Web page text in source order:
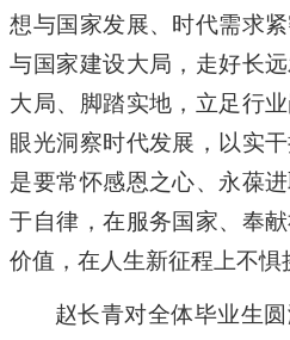
想与国家发展、时代需求
与国家建设大局，走好长
大局、脚踏实地，立足行
眼光洞察时代发展，以实
是要常怀感恩之心、永葆
于自律，在服务国家、奉
价值，在人生新征程上不惧
赵长青对全体毕业生